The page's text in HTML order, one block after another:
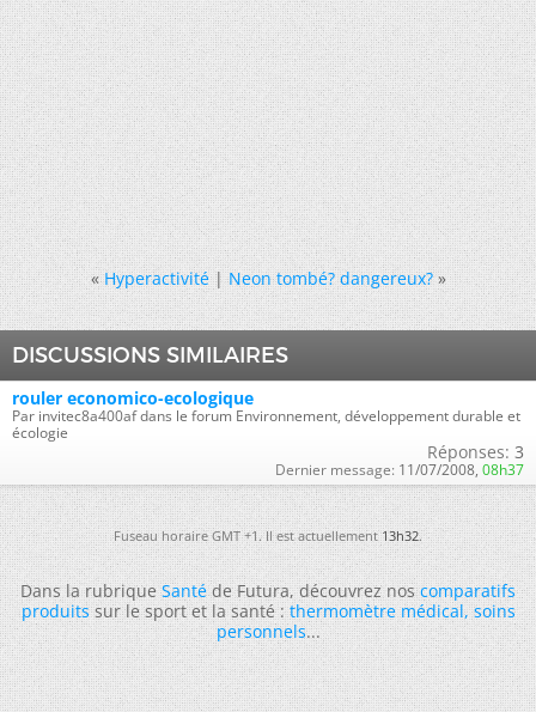
« Hyperactivité|Neon tombé? dangereux? »
DISCUSSIONS SIMILAIRES
rouler economico-ecologique
Par invitec8a400af dans le forum Environnement, développement durable et
écologie
Réponses: 3
Dernier message: 11/07/2008, 08h37
Fuseau horaire GMT +1. Il est actuellement13h32.
Dans la rubriqueSantéde Futura, découvrez noscomparatifs
produitssur le sport et la santé :thermomètre médical,soins
personnels...